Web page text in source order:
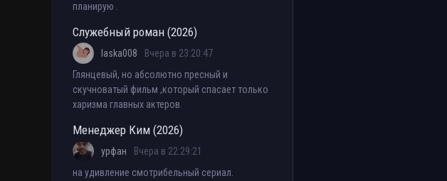
планирую .
Служебный роман (2026)
laska008
Вчера в 23:20:47
Глянцевый, но абсолютно пресный и
скучноватый фильм ,который спасает только
харизма главных актеров.
Менеджер Ким (2026)
урфан
Вчера в 22:29:21
на удивление смотрибельный сериал.